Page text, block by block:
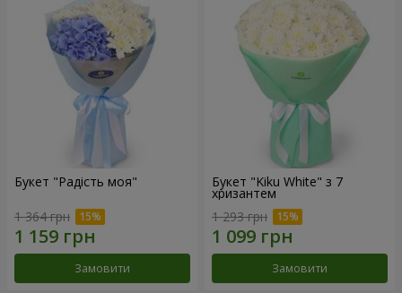
Букет "Радість моя"
1 364 грн
Замовити
Букет "Kiku White" з 7
хризантем
1 293 грн
Замовити